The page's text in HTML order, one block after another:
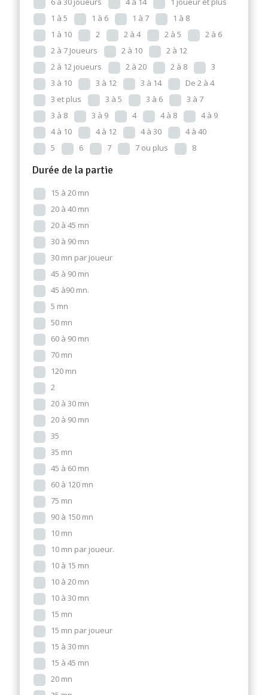
1 à 5
1 à 6 1 à 7
1 à 8
1 à 10
2 2 à 4 2 à 5
2 à 6
2 à 7 Joueurs
2 à 10
2 à 12
2 à 12 joueurs
2 à 20 2 à 8
3
3 à 10
3 à 12 3 à 14
De 2 à 4
3 et plus
3 à 5 3 à 6
3 à 7
3 à 8
3 à 9 4 4 à 8
4 à 9
4 à 10
4 à 12 4 à 30
4 à 40
5
6 7 7 ou plus 8
Durée de la partie
15 à 20 mn
20 à 40 mn
20 à 45 mn
30 à 90 mn
30 mn par joueur
45 à 90 mn
45 à90 mn.
5 mn
50 mn
60 à 90 mn
70 mn
120 mn
2
20 à 30 mn
20 à 90 mn
35
35 mn
45 à 60 mn
60 à 120 mn
75 mn
90 à 150 mn
10 mn
10 mn par joueur.
10 à 15 mn
10 à 20 mn
10 à 30 mn
15 mn
15 mn par joueur
15 à 30 mn
15 à 45 mn
20 mn